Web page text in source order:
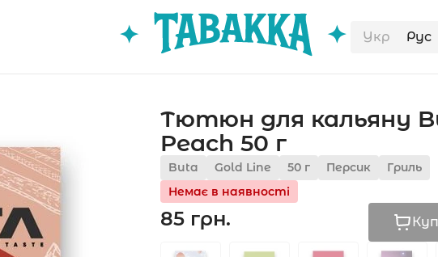
Укр Рус
Тютюн для кальяну
Peach 50 г
Buta Gold Line 50 г Персик
Гриль
Немає в наявності
85 грн.